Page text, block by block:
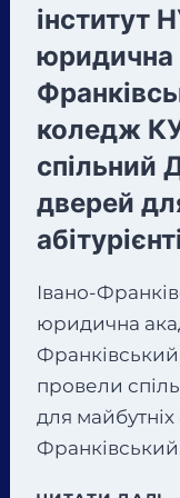
інститут
юридична
коледж
спільний
дверей
Івано-
юридична
провели
для майбутніх